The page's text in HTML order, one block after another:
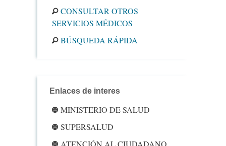
CONSULTAR OTROS
SERVICIOS MÉDICOS
BÚSQUEDA RÁPIDA
Enlaces de interes
MINISTERIO DE SALUD
SUPERSALUD
ATENCIÓN AL CIUDADANO